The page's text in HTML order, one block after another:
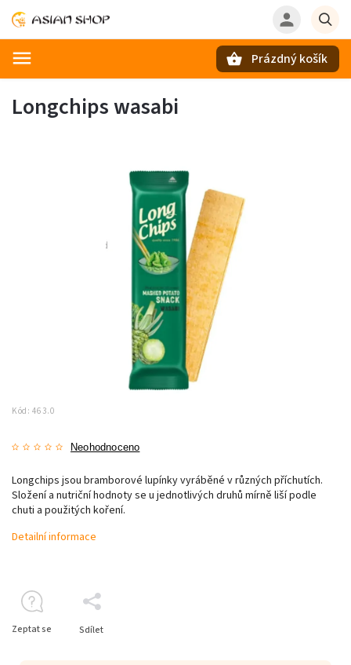
Prázdný košík
Longchips wasabi
Kód: 463.0
Neohodnoceno
Longchips jsou bramborové lupínky vyráběné v různých příchutích.
Složení a nutriční hodnoty se u jednotlivých druhů mírně liší podle
chuti a použitých koření.
Detailní informace
Zeptat se Sdílet